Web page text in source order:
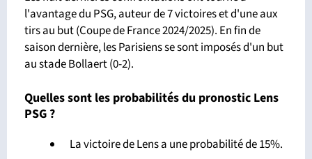
l'avantage du PSG, auteur de 7 victoires et d'une aux
tirs au but (Coupe de France 2024/2025). En fin de
saison dernière, les Parisiens se sont imposés d'un but
au stade Bollaert (0-2).
Quelles sont les probabilités du pronostic Lens
PSG ?
La victoire de Lens a une probabilité de 15%.